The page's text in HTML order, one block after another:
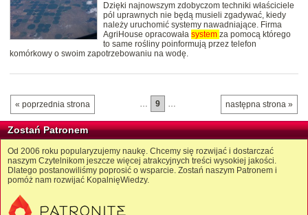
Dzięki najnowszym zdobyczom techniki właściciele
pól uprawnych nie będą musieli zgadywać, kiedy
należy uruchomić systemy nawadniające. Firma
AgriHouse opracowała system za pomocą którego
to same rośliny poinformują przez telefon
komórkowy o swoim zapotrzebowaniu na wodę.
« poprzednia strona następna strona »
… 9 …
Zostań Patronem
Od 2006 roku popularyzujemy naukę. Chcemy się rozwijać i dostarczać
naszym Czytelnikom jeszcze więcej atrakcyjnych treści wysokiej jakości.
Dlatego postanowiliśmy poprosić o wsparcie. Zostań naszym Patronem i
pomóż nam rozwijać KopalnięWiedzy.